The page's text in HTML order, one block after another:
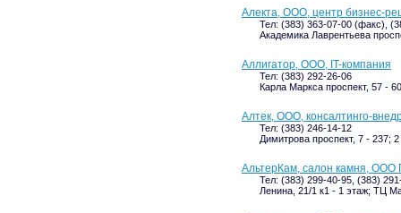
Алекта, ООО, центр бизнес-
Тел: (383) 363-07-00 (факс),
Академика Лаврентьева
Аллигатор, ООО, IT-компания
Тел: (383) 292-26-06
Карла Маркса проспект, 57 -
Алтек, ООО, консалтинго-
Тел: (383) 246-14-12
Димитрова проспект, 7 - 237;
АльтерКам, салон камня, ООО
Тел: (383) 299-40-95, (383)
Ленина, 21/1 к1 - 1 этаж; ТЦ